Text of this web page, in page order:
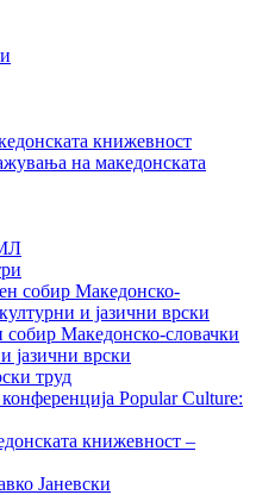
книжевност
на македонската
собир Македонско-
и јазични врски
собир Македонско-словачки
јазични врски
труд
Popular Culture:
книжевност –
Јаневски